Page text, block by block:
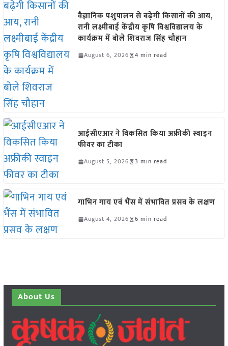
वैज्ञानिक पशुपालन से बढ़ेगी किसानों की आय,
रानी लक्ष्मीबाई केंद्रीय कृषि विश्वविद्यालय के
कार्यक्रम में बोले शिवराज सिंह चौहान
August 6, 2026 4 min read
आईसीएआर ने विकसित किया अफ्रीकी स्वाइन
फीवर का टीका
August 5, 2026 3 min read
गाभिन गाय एवं भैंस में संभावित प्रसव के लक्षण
August 4, 2026 6 min read
About Us